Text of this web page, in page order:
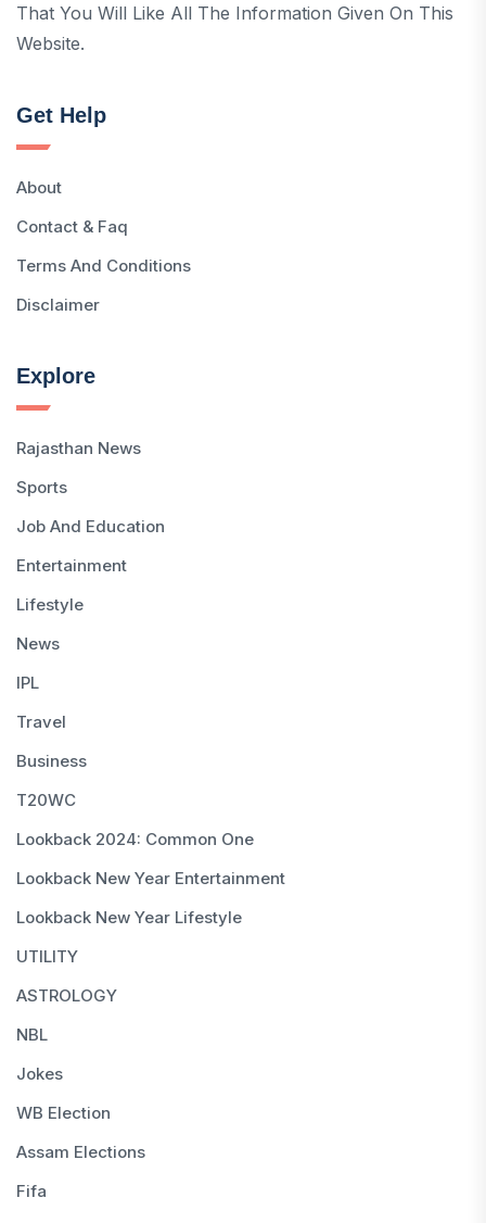
That You Will Like All The Information Given On This
Website.
Get Help
About
Contact & Faq
Terms And Conditions
Disclaimer
Explore
Rajasthan News
Sports
Job And Education
Entertainment
Lifestyle
News
IPL
Travel
Business
T20WC
Lookback 2024: Common One
Lookback New Year Entertainment
Lookback New Year Lifestyle
UTILITY
ASTROLOGY
NBL
Jokes
WB Election
Assam Elections
Fifa